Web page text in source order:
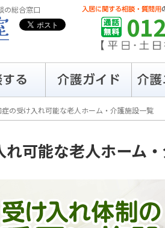
の総合窓口
の受け入れ可能な老人ホーム・介護施設一覧
れ可能な老人ホーム